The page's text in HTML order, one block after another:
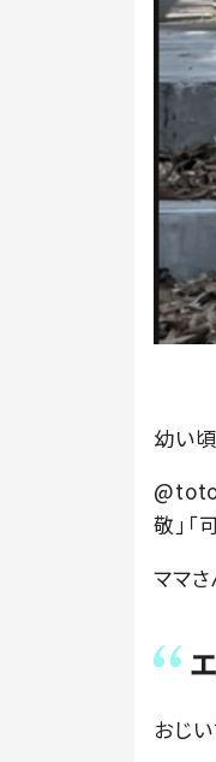
幼い
敬」「
ママ
おじ